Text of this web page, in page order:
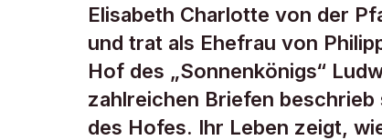
Liselotte
(1652
Elisabeth Charlotte von der
und trat als Ehefrau von
Hof des „Sonnenkönigs“
zahlreichen Briefen
des Hofes. Ihr Leben zeigt,